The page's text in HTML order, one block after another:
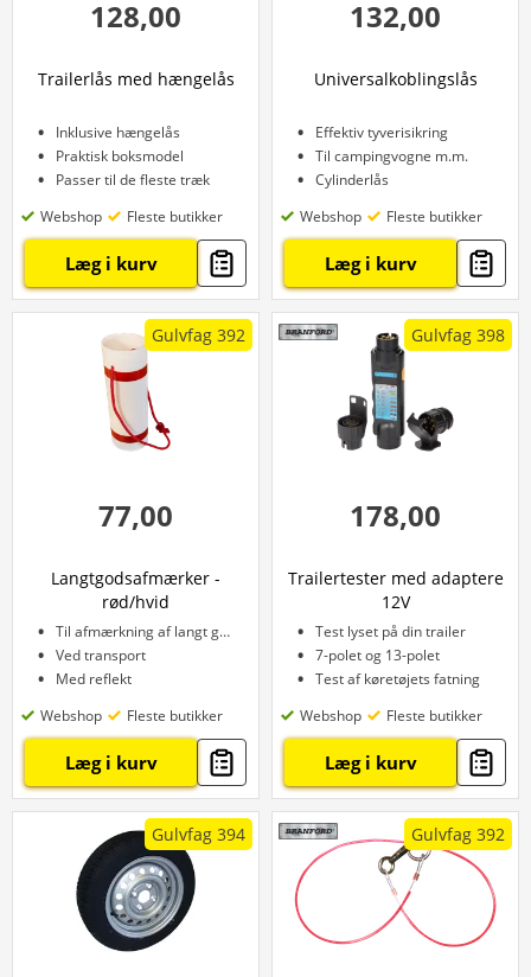
128,00
Trailerlås med hængelås
Inklusive hængelås
Praktisk boksmodel
Passer til de fleste træk
Webshop
Fleste butikker
Læg i kurv
132,00
Universalkoblingslås
Effektiv tyverisikring
Til campingvogne m.m.
Cylinderlås
Webshop
Fleste butikker
Læg i kurv
Gulvfag 392
77,00
Langtgodsafmærker -
rød/hvid
Til afmærkning af langt gods
Ved transport
Med reflekt
Webshop
Fleste butikker
Læg i kurv
Gulvfag 398
178,00
Trailertester med adaptere
12V
Test lyset på din trailer
7-polet og 13-polet
Test af køretøjets fatning
Webshop
Fleste butikker
Læg i kurv
Gulvfag 394 Gulvfag 392